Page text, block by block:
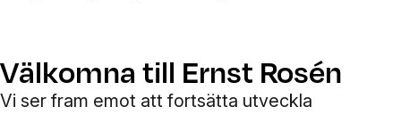
Välkomna till Ernst Rosén
Vi ser fram emot att fortsätta utveckla